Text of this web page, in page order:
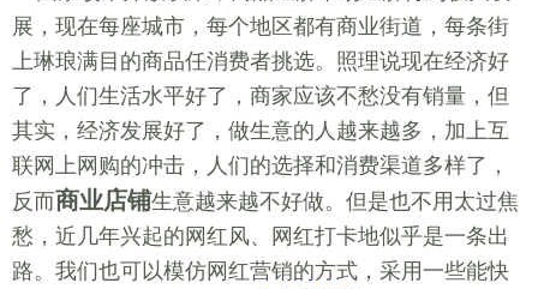
展，现在每座城市，每个地区都有商业街道，每条街
上琳琅满目的商品任消费者挑选。照理说现在经济好
了，人们生活水平好了，商家应该不愁没有销量，但
其实，经济发展好了，做生意的人越来越多，加上互
联网上网购的冲击，人们的选择和消费渠道多样了，
反而商业店铺生意越来越不好做。但是也不用太过焦
愁，近几年兴起的网红风、网红打卡地似乎是一条出
路。我们也可以模仿网红营销的方式，采用一些能快